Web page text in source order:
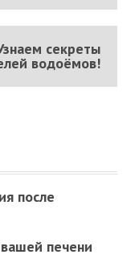
секреты
водоёмов!
после
печени